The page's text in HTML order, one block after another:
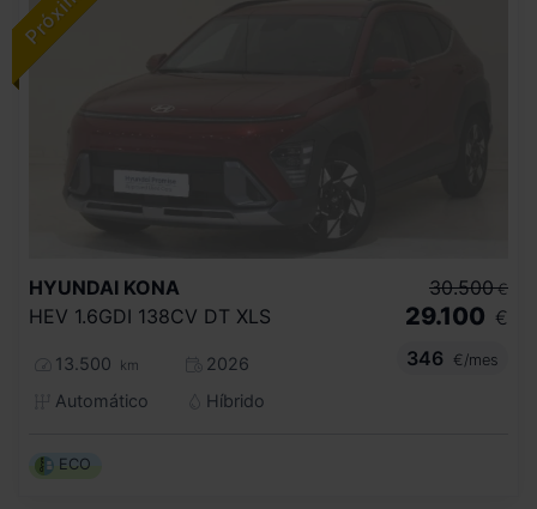
HYUNDAI KONA
HEV 1.6GDI 138CV DT XLS
13.500 km
2026
Automático
Híbrido
30.500 €
29.100 €
346
€/mes
ECO